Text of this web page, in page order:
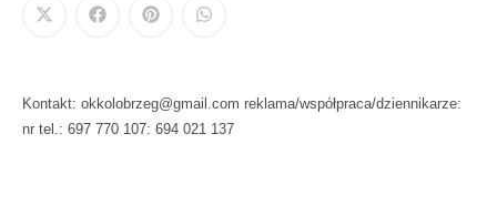
Kontakt: okkolobrzeg@gmail.com reklama/współpraca/dziennikarze:
nr tel.: 697 770 107: 694 021 137